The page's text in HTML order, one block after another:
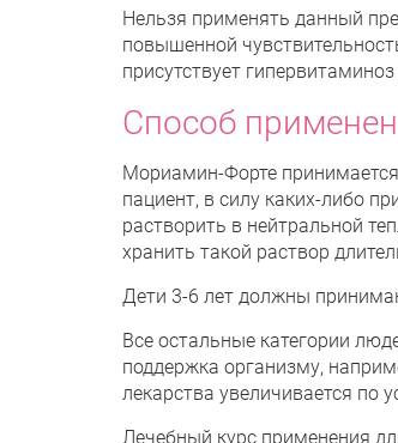
Нельзя применять данный
повышенной
присутствует
Способ
Мориамин-Форте
пациент, в силу каких-либо
растворить в нейтральной
хранить такой раствор
Дети 3-6 лет должны
Все остальные категории
поддержка организму,
лекарства увеличивается по
Лечебный курс применения